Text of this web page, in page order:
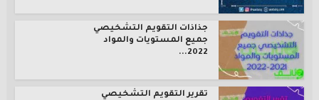
جذاذات التقويم التشخيصي
جميع المستويات والمواد
2022...
تقرير التقويم التشخيصي